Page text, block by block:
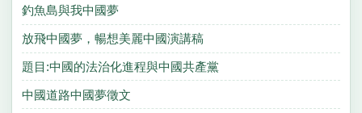
釣魚島與我中國夢
放飛中國夢，暢想美麗中國演講稿
題目:中國的法治化進程與中國共產黨
中國道路中國夢徵文